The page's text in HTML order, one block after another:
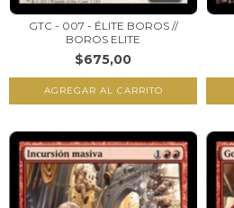
GTC - 007 - ÉLITE BOROS //
BOROS ELITE
$675,00